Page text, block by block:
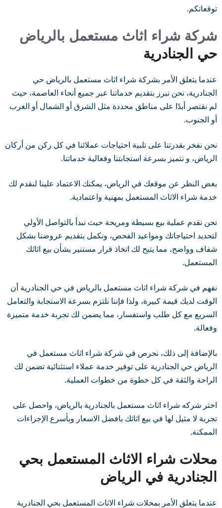
توقعاتكم.
شركة شراء اثاث مستعمل بالرياض
حي الجنادرية
عندما يتعلق الأمر بشركة شراء اثاث مستعمل بالرياض حي
الجنادرية، نحن نبرز بتقديم خدماتنا عبر جميع أنحاء العاصمة، حيث
لم نقتصر أبدًا على مناطق محددة مثل الشرق أو الشمال أو الغرب
أو الجنوب.
نحن نفخر بقدرتنا على تلبية احتياجات عملائنا في كل ركن من أركان
الرياض، و نتميز بسرعة استجابتنا وفعالية خدماتنا.
بغض النظر عن موقعك في الرياض، يمكنك الاعتماد علينا لنقدم لك
خدمة شراء الاثاث المستعمل بمهنية واعتمادية.
نحن نقدم عملية بيع بسيطة ومريحة حيث نبدأ بالتواصل الأولي
لتحديد احتياجاتك ومواعيد الفحص، ونكمل بتقديم عروضنا بشكل
شفاف وواضح، مما يتيح لك اتخاذ قرار مستنير بشأن بيع اثاثك
المستعمل.
نفهم في شركة شراء اثاث مستعمل بالرياض في حي الجنادرية أن
الوقت لديك قيمة كبيرة، ولذا فإننا نلتزم بسرعة الاستجابة والتعامل
السريع مع كل طلب واستفسار، مما يضمن لك تجربة خدمة متميزة
وفعالة.
بالإضافة إلى ذلك، نحرص في شركة شراء اثاث مستعمل في
الرياض حي الجنادرية على توفير خدمة عملاء استثنائية تضمن لك
الراحة والثقة في كل خطوة من خطوات العملية.
اختر شركه شراء اثاث مستعمل بالجنادرية بالرياض، واحصل على
تجربة لا مثيل لها في بيع اثاثك بافضل الاسعار وبأسرع الإجراءات
الممكنة.
محلات شراء الاثاث المستعمل بحي
الجنادرية في الرياض
عندما يتعلق الأمر بمحلات شراء الاثاث المستعمل بحي الجنادرية